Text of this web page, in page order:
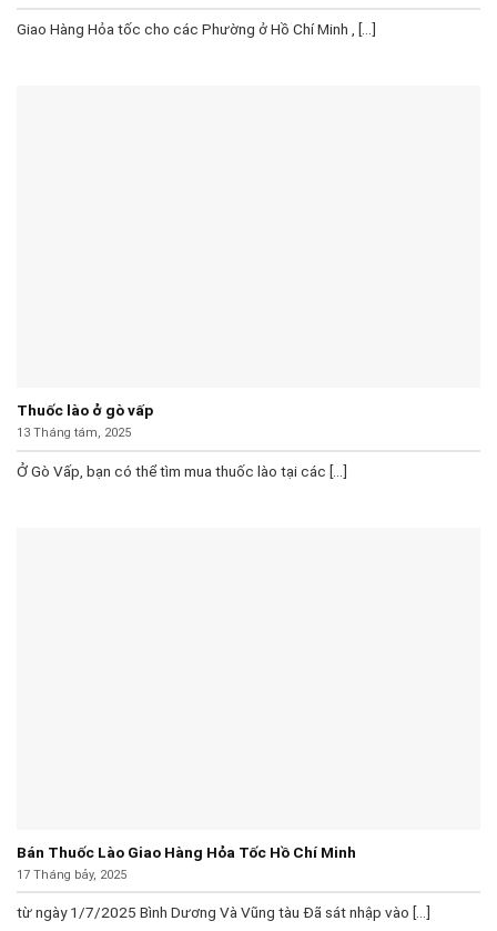
Giao Hàng Hỏa tốc cho các Phường ở Hồ Chí Minh , [...]
Thuốc lào ở gò vấp
13 Tháng tám, 2025
Ở Gò Vấp, bạn có thể tìm mua thuốc lào tại các [...]
Bán Thuốc Lào Giao Hàng Hỏa Tốc Hồ Chí Minh
17 Tháng bảy, 2025
từ ngày 1/7/2025 Bình Dương Và Vũng tàu Đã sát nhập vào [...]